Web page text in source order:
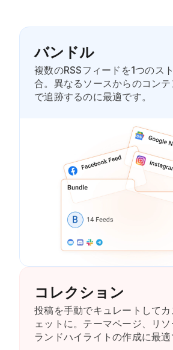
バンドル
複数のRSSフィードを1つのス
合。異なるソースからのコン
で追跡するのに最適です。
コレクション
投稿を手動でキュレートして
ェットに。テーマページ、リ
ランドハイライトの作成に最適